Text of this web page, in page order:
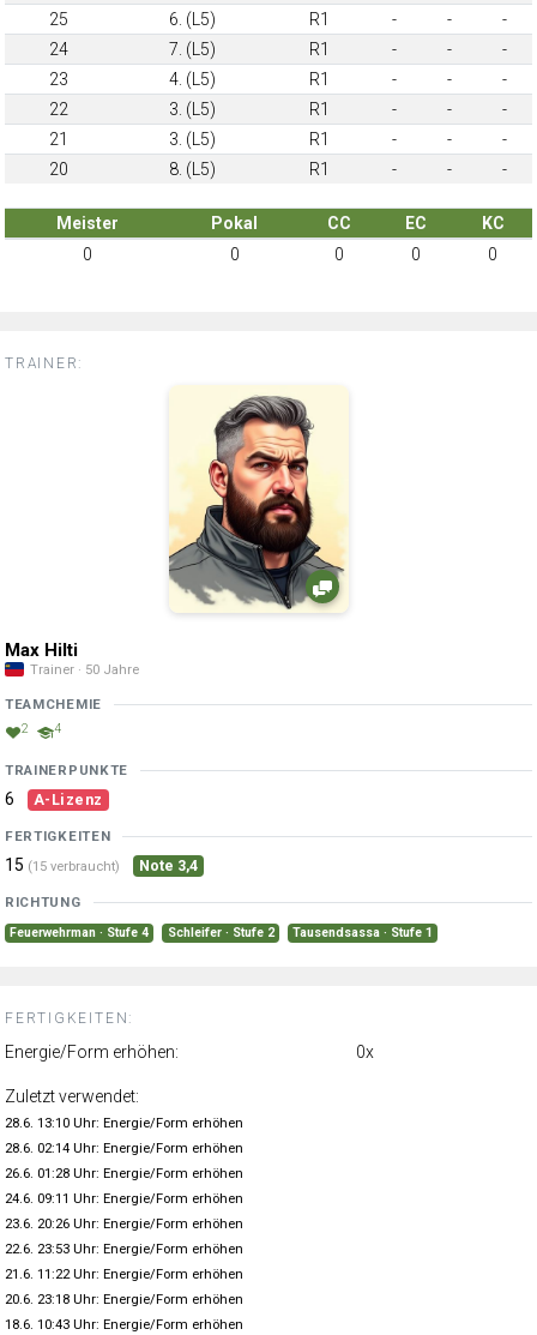
25
6. (L5) R1 - -
-
24
7. (L5) R1 - -
-
23
4. (L5) R1 - -
-
22
3. (L5) R1 - -
-
21
3. (L5) R1 - -
-
20
8. (L5) R1 - - -
Meister Pokal CC EC
KC
0
0 0 0 0
TRAINER:
Max Hilti
Trainer · 50 Jahre
TEAMCHEMIE
2 4
TRAINERPUNKTE
6 A-Lizenz
FERTIGKEITEN
15 (15 verbraucht) Note 3,4
RICHTUNG
Feuerwehrman · Stufe 4 Schleifer · Stufe 2 Tausendsassa · Stufe 1
FERTIGKEITEN:
Energie/Form erhöhen: 0x
Zuletzt verwendet:
28.6. 13:10 Uhr: Energie/Form erhöhen
28.6. 02:14 Uhr: Energie/Form erhöhen
26.6. 01:28 Uhr: Energie/Form erhöhen
24.6. 09:11 Uhr: Energie/Form erhöhen
23.6. 20:26 Uhr: Energie/Form erhöhen
22.6. 23:53 Uhr: Energie/Form erhöhen
21.6. 11:22 Uhr: Energie/Form erhöhen
20.6. 23:18 Uhr: Energie/Form erhöhen
18.6. 10:43 Uhr: Energie/Form erhöhen